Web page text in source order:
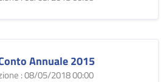
Annuale 2015
: 08/05/2018 00:00